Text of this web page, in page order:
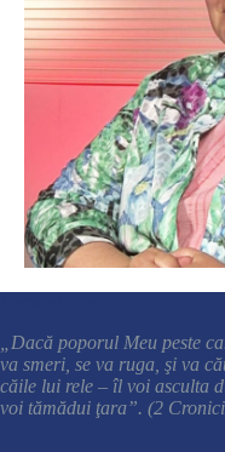
„Dacă poporul Meu peste
va smeri, se va ruga, şi va
căile lui rele – îl voi asculta
voi tămădui ţara”. (2